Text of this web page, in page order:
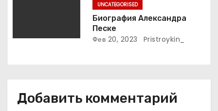
UNCATEGORISED
Биография Александра
Песке
Фев 20, 2023 Pristroykin_
Добавить комментарий